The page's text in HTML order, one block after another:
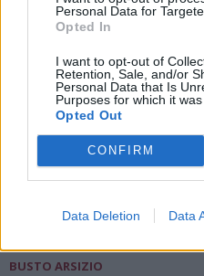
Personal Data for
Opted In
I want to opt-out of
Retention, Sale, and/or
Personal Data that Is
Purposes for which it was
Opted Out
CONFIRM
Data Deletion Data
BUSTO ARSIZIO